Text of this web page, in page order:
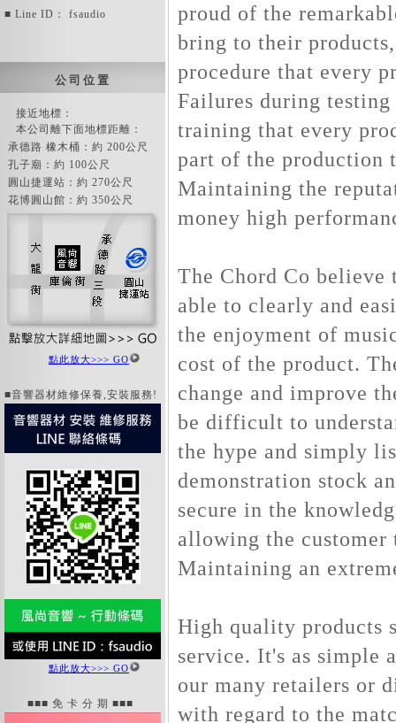
■ Line ID： fsaudio
公 司 位 置
接近地標：
本公司離下面地標距離：
承德路 橡木桶：約 200公尺
孔子廟：約 100公尺
圓山捷運站：約 270公尺
花博圓山館：約 350公尺
點此放大>>> GO
■音響器材維修保養,安裝服務!
點此放大>>> GO
■■■ 免 卡 分 期 ■■■
proud of the
bring to their
procedure that every
Failures during
training that every
part of the production
Maintaining the
money high
The Chord Co believe
able to clearly and
the enjoyment of
cost of the product.
change and improve
be difficult to
the hype and simply
demonstration stock
secure in the
allowing the
Maintaining an
High quality products
service. It's as simple
our many retailers or
with regard to the